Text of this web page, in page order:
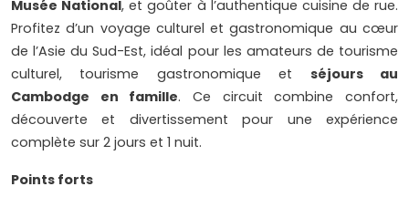
Musée National, et goûter à l’authentique cuisine de rue.
Profitez d’un voyage culturel et gastronomique au cœur
de l’Asie du Sud-Est, idéal pour les amateurs de tourisme
culturel, tourisme gastronomique et séjours au
Cambodge en famille. Ce circuit combine confort,
découverte et divertissement pour une expérience
complète sur 2 jours et 1 nuit.
Points forts